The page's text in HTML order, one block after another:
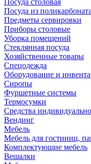
Посуда столовая
Посуда из поликарбоната
Предметы сервировки
Приборы столовые
Уборка помещений
Стеклянная посуда
Хозяйственные товары
Спецодежда
Оборудование и
Сиропы
Фуршетные системы
Термосумки
Средства
Вендинг
Мебель
Мебель для гостиниц,
Комплектующие мебель
Вешалки